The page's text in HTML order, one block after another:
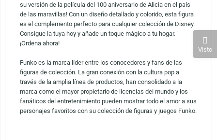
su versión de la película del 100 aniversario de Alicia en el país
de las maravillas! Con un diseño detallado y colorido, esta figura
es el complemento perfecto para cualquier colección de Disney.
Consigue la tuya hoy y añade un toque mágico a tu hogar.
¡Ordena ahora!
Funko es la marca líder entre los conocedores y fans de las
figuras de colección. La gran conexión con la cultura pop a
través de la amplia línea de productos, han consolidado a la
marca como el mayor propietario de licencias del mundo y los
fanáticos del entretenimiento pueden mostrar todo el amor a sus
personajes favoritos con su colección de figuras y juegos Funko.
Visto